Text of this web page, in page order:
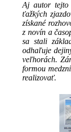
Aj autor tejto
ťažkých
získané
z novín a
sa stali
odhaľuje
veľhorách.
formou
realizovať.